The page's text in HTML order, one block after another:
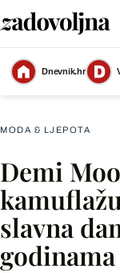
Dnevnik.hr
MODA & LJEPOTA
Demi
slavna
godinama
X